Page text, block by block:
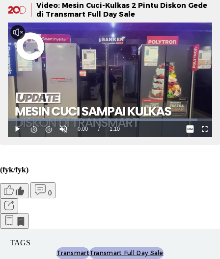
Video: Mesin Cuci-Kulkas 2 Pintu Diskon Gede
di Transmart Full Day Sale
(fyk/fyk)
0
TAGS
TransmartTransmart Full Day Sale